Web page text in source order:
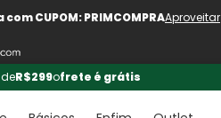
CUPOM: PRIMCOMPRAAproveitar
R$299ofrete é grátis